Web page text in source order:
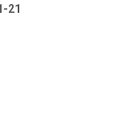
21